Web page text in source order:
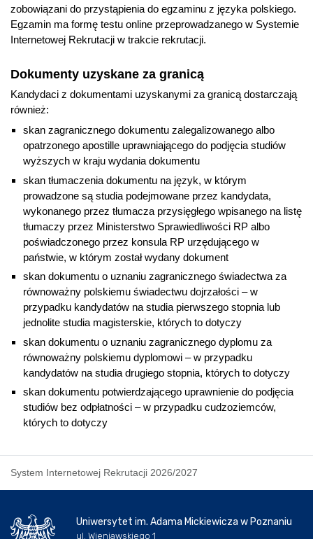
zobowiązani do przystąpienia do egzaminu z języka polskiego.
Egzamin ma formę testu online przeprowadzanego w Systemie
Internetowej Rekrutacji w trakcie rekrutacji.
Dokumenty uzyskane za granicą
Kandydaci z dokumentami uzyskanymi za granicą dostarczają
również:
skan zagranicznego dokumentu zalegalizowanego albo
opatrzonego apostille uprawniającego do podjęcia studiów
wyższych w kraju wydania dokumentu
skan tłumaczenia dokumentu na język, w którym
prowadzone są studia podejmowane przez kandydata,
wykonanego przez tłumacza przysięgłego wpisanego na listę
tłumaczy przez Ministerstwo Sprawiedliwości RP albo
poświadczonego przez konsula RP urzędującego w
państwie, w którym został wydany dokument
skan dokumentu o uznaniu zagranicznego świadectwa za
równoważny polskiemu świadectwu dojrzałości – w
przypadku kandydatów na studia pierwszego stopnia lub
jednolite studia magisterskie, których to dotyczy
skan dokumentu o uznaniu zagranicznego dyplomu za
równoważny polskiemu dyplomowi – w przypadku
kandydatów na studia drugiego stopnia, których to dotyczy
skan dokumentu potwierdzającego uprawnienie do podjęcia
studiów bez odpłatności – w przypadku cudzoziemców,
których to dotyczy
System Internetowej Rekrutacji 2026/2027
Uniwersytet im. Adama Mickiewicza w Poznaniu
ul. Wieniawskiego 1